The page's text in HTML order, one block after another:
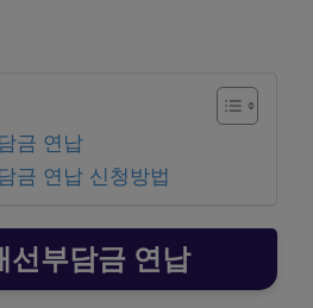
금 연납
금 연납 신청방법
선부담금 연납